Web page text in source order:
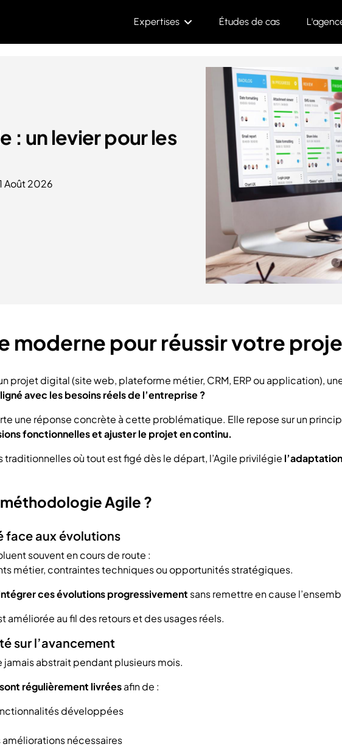
Expertises Études de cas
: un levier pour les
Août 2026
moderne pour réussir votre
projet digital (site web, plateforme métier, CRM, ERP ou application),
avec les besoins réels de l’entreprise ?
une réponse concrète à cette problématique. Elle repose sur un
fonctionnelles et ajuster le projet en continu.
où tout est figé dès le départ, l’Agile privilégie
Agile ?
face aux évolutions
souvent en cours de route :
métier, contraintes techniques ou opportunités stratégiques.
ces évolutions progressivement sans remettre en cause
améliorée au fil des retours et des usages réels.
sur l’avancement
jamais abstrait pendant plusieurs mois.
régulièrement livréesafin de :
développées
nécessaires